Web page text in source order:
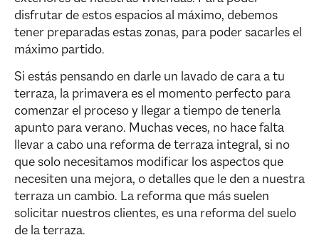
disfrutar de estos espacios al máximo, debemos
tener preparadas estas zonas, para poder sacarles el
máximo partido.
Si estás pensando en darle un lavado de cara a tu
terraza, la primavera es el momento perfecto para
comenzar el proceso y llegar a tiempo de tenerla
apunto para verano. Muchas veces, no hace falta
llevar a cabo una reforma de terraza integral, si no
que solo necesitamos modificar los aspectos que
necesiten una mejora, o detalles que le den a nuestra
terraza un cambio. La reforma que más suelen
solicitar nuestros clientes, es una reforma del suelo
de la terraza.